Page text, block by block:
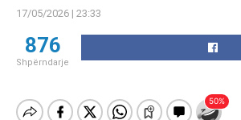
17/05/2026 | 23:33
876
Shpërndarje